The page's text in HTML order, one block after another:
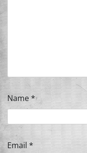
Name*
Email *